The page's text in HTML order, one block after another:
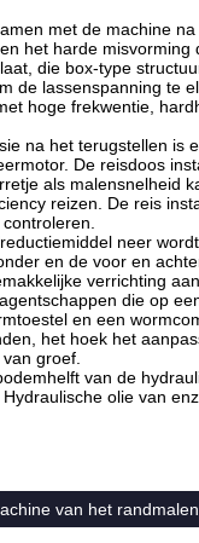
met de machine
het harde misvorming
die box-type
de lassenspanning te
hoge frekwentie,
na het terugstellen is
De reisdoos
als malensnelheid
reizen. De reis
neer
en de voor en
verrichting
die op
en een
het hoek het
groef.
van de
olie van
van het randmalen